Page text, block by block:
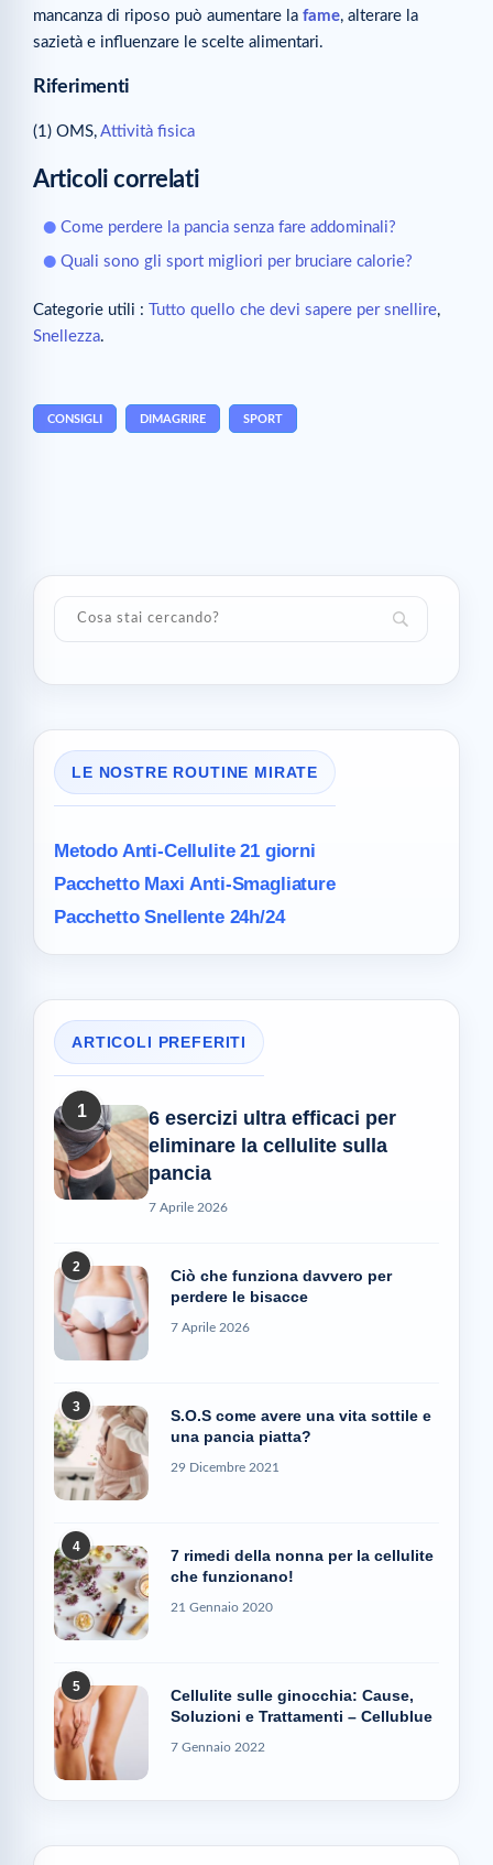
mancanza di riposo può aumentare la fame, alterare la
sazietà e influenzare le scelte alimentari.
Riferimenti
(1) OMS, Attività fisica
Articoli correlati
Come perdere la pancia senza fare addominali?
Quali sono gli sport migliori per bruciare calorie?
Categorie utili : Tutto quello che devi sapere per snellire,
Snellezza.
CONSIGLI DIMAGRIRE SPORT
LE NOSTRE ROUTINE MIRATE
Metodo Anti-Cellulite21 giorni
Pacchetto MaxiAnti-Smagliature
Pacchetto Snellente 24h/24
ARTICOLI PREFERITI
1
6 esercizi ultra efficaci per
eliminare la cellulite sulla
pancia
7 Aprile 2026
2
Ciò che funziona davvero per
perdere le bisacce
7 Aprile 2026
3
S.O.S come avere una vita sottile e
una pancia piatta?
29 Dicembre 2021
4
7 rimedi della nonna per la cellulite
che funzionano!
21 Gennaio 2020
5
Cellulite sulle ginocchia: Cause,
Soluzioni e Trattamenti – Cellublue
7 Gennaio 2022